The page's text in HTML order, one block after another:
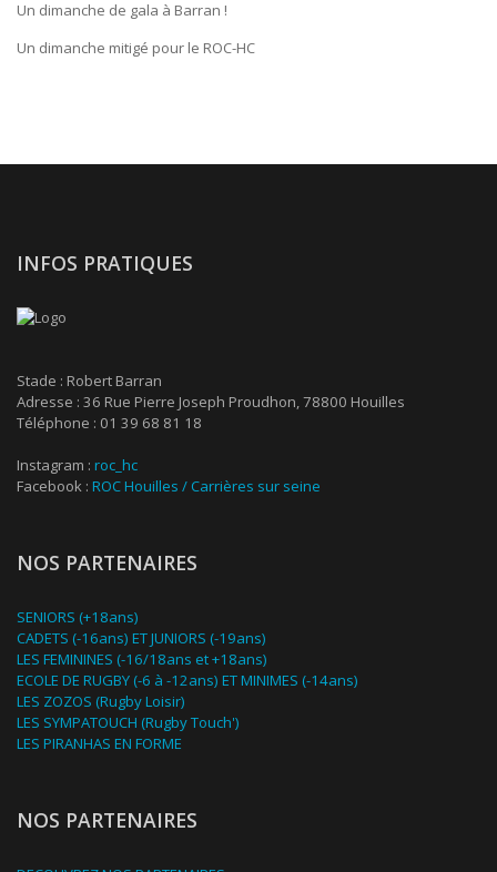
Un dimanche de gala à Barran !
Un dimanche mitigé pour le ROC-HC
INFOS PRATIQUES
Stade : Robert Barran
Adresse : 36 Rue Pierre Joseph Proudhon, 78800 Houilles
Téléphone : 01 39 68 81 18
Instagram : roc_hc
Facebook : ROC Houilles / Carrières sur seine
NOS PARTENAIRES
SENIORS (+18ans)
CADETS (-16ans) ET JUNIORS (-19ans)
LES FEMININES (-16/18ans et +18ans)
ECOLE DE RUGBY (-6 à -12ans) ET MINIMES (-14ans)
LES ZOZOS (Rugby Loisir)
LES SYMPATOUCH (Rugby Touch')
LES PIRANHAS EN FORME
NOS PARTENAIRES